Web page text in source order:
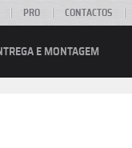
PRO CONTACTOS
E MONTAGEM